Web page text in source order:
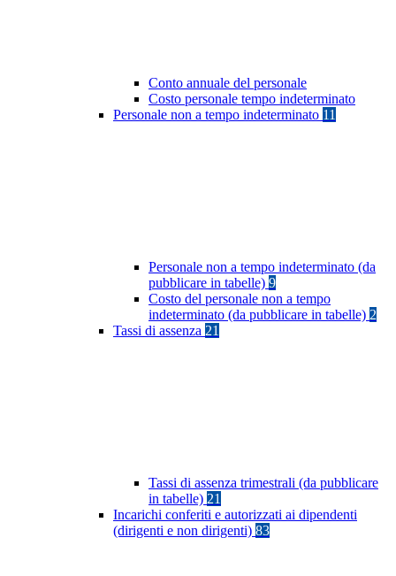
Conto annuale del personale
Costo personale tempo indeterminato
Personale non a tempo indeterminato 11
Personale non a tempo indeterminato (da
pubblicare in tabelle) 9
Costo del personale non a tempo
indeterminato (da pubblicare in tabelle) 2
Tassi di assenza 21
Tassi di assenza trimestrali (da pubblicare
in tabelle) 21
Incarichi conferiti e autorizzati ai dipendenti
(dirigenti e non dirigenti) 83